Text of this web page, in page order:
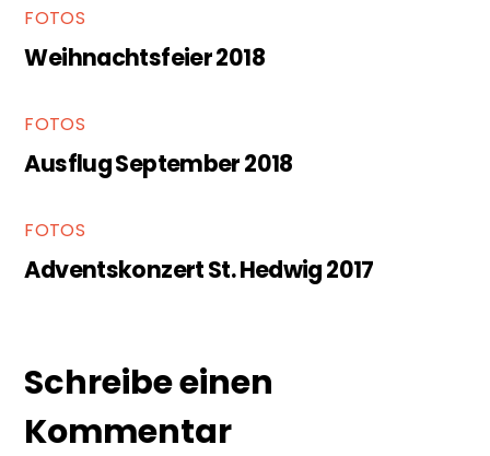
FOTOS
Weihnachtsfeier 2018
FOTOS
Ausflug September 2018
FOTOS
Adventskonzert St. Hedwig 2017
Schreibe einen
Kommentar